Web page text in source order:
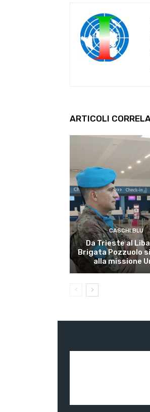
ARTICOLI
CASCHI BLU
Da Trieste al
Brigata Pozzuolo
alla missione